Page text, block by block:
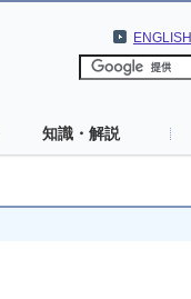
ENGLISH
知識・解説